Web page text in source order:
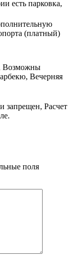
есть парковка,
(платный)
Возможны
Вечерняя
запрещен, Расчет
поля